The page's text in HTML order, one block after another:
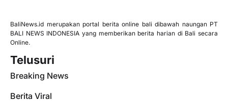
BaliNews.id merupakan portal berita online bali dibawah naungan PT
BALI NEWS INDONESIA yang memberikan berita harian di Bali secara
Online.
Telusuri
Breaking News
Berita Viral